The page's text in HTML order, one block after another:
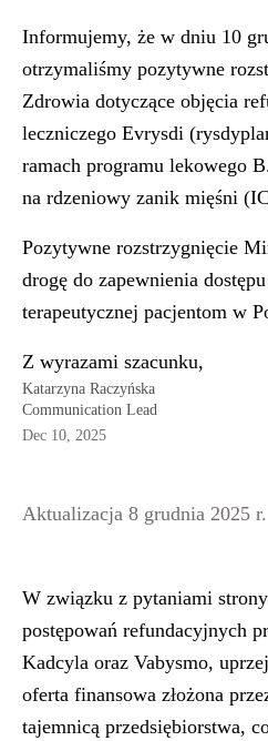
Informujemy, że w dniu 10
otrzymaliśmy pozytywne
Zdrowia dotyczące objęcia
leczniczego Evrysdi
ramach programu lekowego
na rdzeniowy zanik mięśni
Pozytywne rozstrzygnięcie
drogę do zapewnienia
terapeutycznej pacjentom w
Z wyrazami szacunku,
Katarzyna Raczyńska
Communication Lead
Dec 10, 2025
Aktualizacja 8 grudnia 2025 r.
W związku z pytaniami
postępowań refundacyjnych
Kadcyla oraz Vabysmo,
oferta finansowa złożona
tajemnicą przedsiębiorstwa,